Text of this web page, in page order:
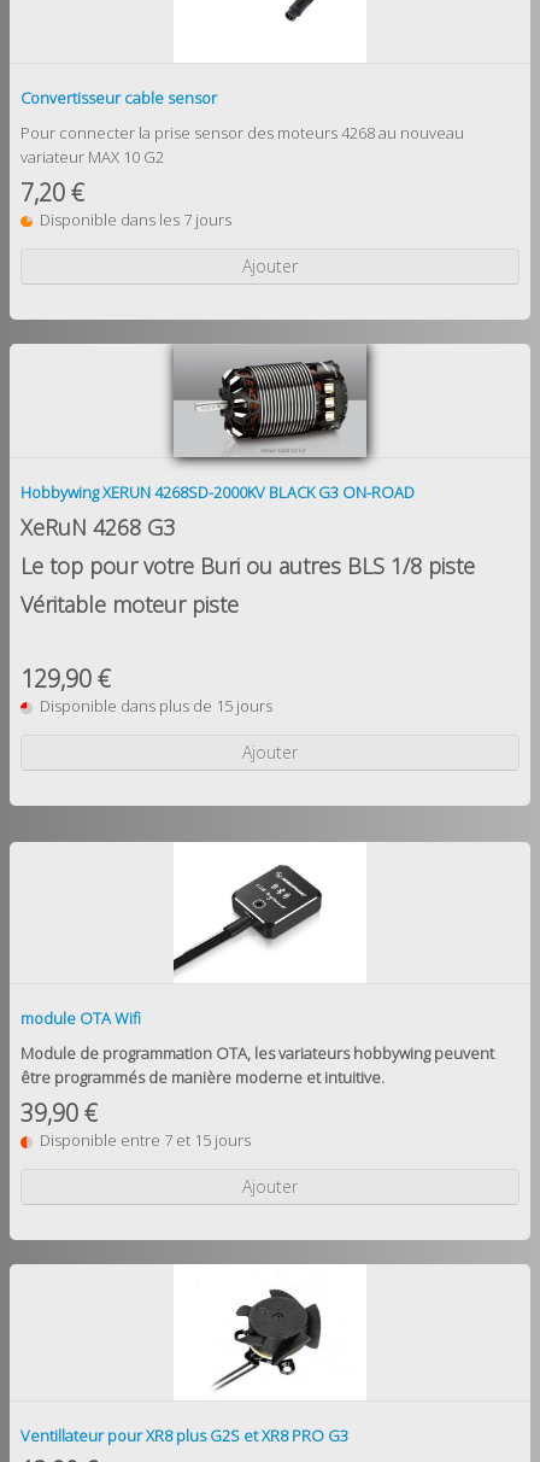
Convertisseur cable sensor
Pour connecter la prise sensor des moteurs 4268 au nouveau
variateur MAX 10 G2
7,20 €
Disponible dans les 7 jours
Ajouter
Hobbywing XERUN 4268SD-2000KV BLACK G3 ON-ROAD
XeRuN 4268 G3
Le top pour votre Buri ou autres BLS 1/8 piste
Véritable moteur piste
129,90 €
Disponible dans plus de 15 jours
Ajouter
module OTA Wifi
Module de programmation OTA, les variateurs hobbywing peuvent
être programmés de manière moderne et intuitive.
39,90 €
Disponible entre 7 et 15 jours
Ajouter
Ventillateur pour XR8 plus G2S et XR8 PRO G3